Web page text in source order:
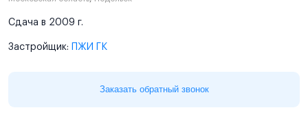
Сдача в 2009 г.
Застройщик: ПЖИ ГК
Заказать обратный звонок